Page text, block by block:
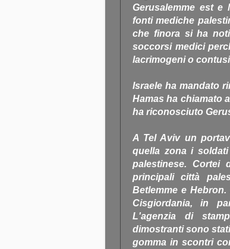
Gerusalemme est e
fonti mediche
che finora si ha
soccorsi medici
lacrimogeni o
Israele ha mandato
Hamas ha chiamato
ha riconosciuto
A Tel Aviv un
quella zona i
palestinese. Cortei
principali città
Betlemme e
Cisgiordania, in
L'agenzia di
dimostranti sono
gomma in scontri